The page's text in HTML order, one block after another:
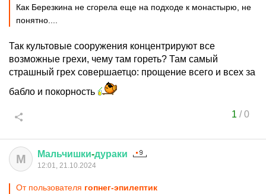
Как Березкина не сгорела еще на подходе к монастырю, не
понятно....
Так культовые сооружения концентрируют все
возможные грехи, чему там гореть? Там самый
страшный грех совершаетцо: прощение всего и всех за
бабло и покорность
1 /0
М Мальчишки-дураки
12:01, 21.10.2024
От пользователя гопнег-эпилептик